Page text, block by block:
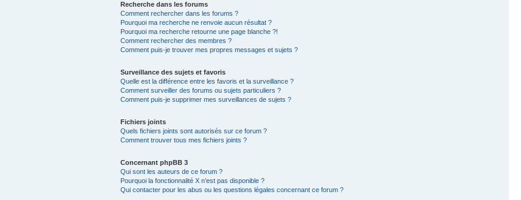
Recherche dans les forums
Comment rechercher dans les forums ?
Pourquoi ma recherche ne renvoie aucun résultat ?
Pourquoi ma recherche retourne une page blanche ?!
Comment rechercher des membres ?
Comment puis-je trouver mes propres messages et sujets ?
Surveillance des sujets et favoris
Quelle est la différence entre les favoris et la surveillance ?
Comment surveiller des forums ou sujets particuliers ?
Comment puis-je supprimer mes surveillances de sujets ?
Fichiers joints
Quels fichiers joints sont autorisés sur ce forum ?
Comment trouver tous mes fichiers joints ?
Concernant phpBB 3
Qui sont les auteurs de ce forum ?
Pourquoi la fonctionnalité X n’est pas disponible ?
Qui contacter pour les abus ou les questions légales concernant ce forum ?